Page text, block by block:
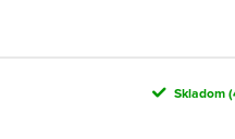
Skladom